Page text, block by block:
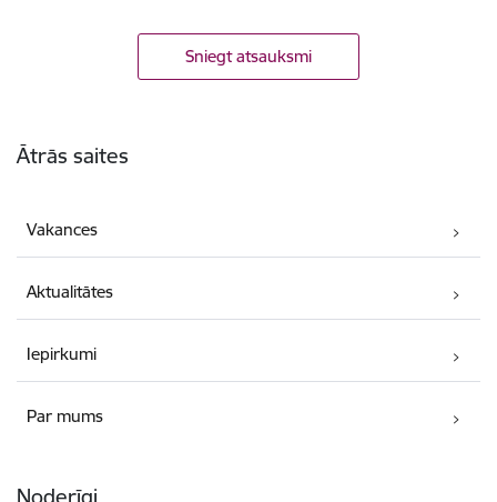
Sniegt atsauksmi
Ātrās saites
Vakances
Aktualitātes
Iepirkumi
Par mums
Noderīgi